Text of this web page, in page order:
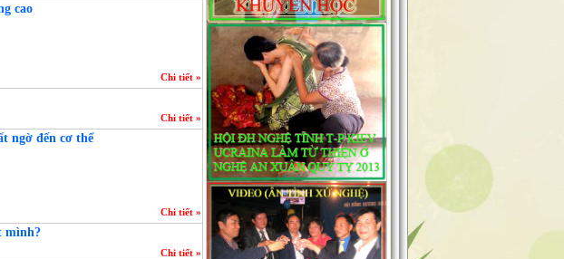
cao
Chi tiết »
Chi tiết »
ngờ đến cơ thể
Chi tiết »
mình?
Chi tiết »